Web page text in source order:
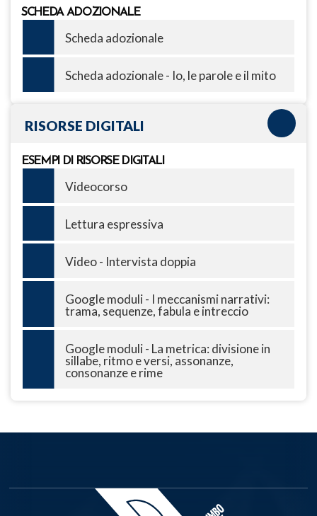
SCHEDA ADOZIONALE
Scheda adozionale
Scheda adozionale - Io, le parole e il mito
RISORSE DIGITALI
ESEMPI DI RISORSE DIGITALI
Videocorso
Lettura espressiva
Video - Intervista doppia
Google moduli - I meccanismi narrativi:
trama, sequenze, fabula e intreccio
Google moduli - La metrica: divisione in
sillabe, ritmo e versi, assonanze,
consonanze e rime